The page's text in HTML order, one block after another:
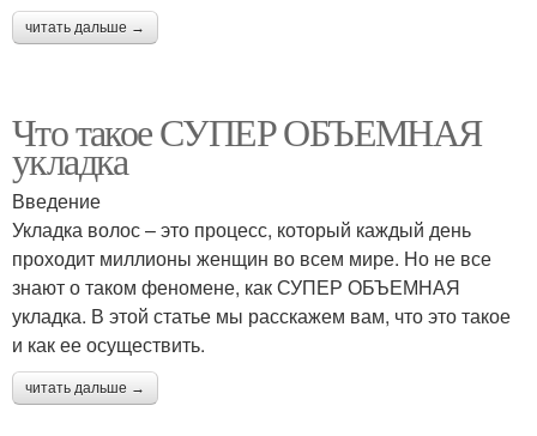
читать дальше →
Что такое СУПЕР ОБЪЕМНАЯ
укладка
Введение
Укладка волос – это процесс, который каждый день
проходит миллионы женщин во всем мире. Но не все
знают о таком феномене, как СУПЕР ОБЪЕМНАЯ
укладка. В этой статье мы расскажем вам, что это такое
и как ее осуществить.
читать дальше →